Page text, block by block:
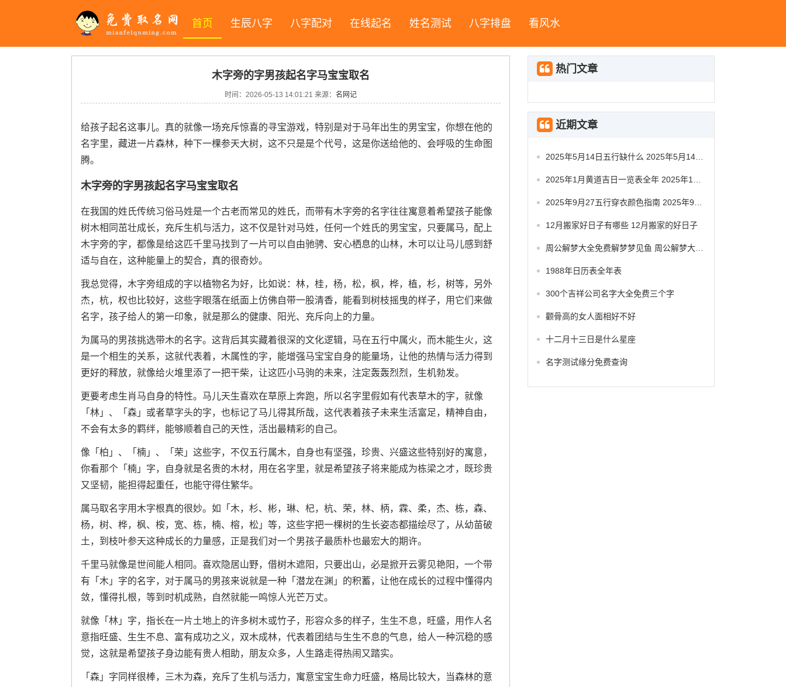
首页 生辰八字 八字配对 在线起名 姓名测试 八字排盘 看风水
木字旁的字男孩起名字马宝宝取名
时间：2026-05-13 14:01:21 来源： 名网记
给孩子起名这事儿。真的就像一场充斥惊喜的寻宝游戏，特别是对于马年出生的男宝宝，你想在他的
名字里，藏进一片森林，种下一棵参天大树，这不只是是个代号，这是你送给他的、会呼吸的生命图
腾。
木字旁的字男孩起名字马宝宝取名
在我国的姓氏传统习俗马姓是一个古老而常见的姓氏，而带有木字旁的名字往往寓意着希望孩子能像
树木相同茁壮成长，充斥生机与活力，这不仅是针对马姓，任何一个姓氏的男宝宝，只要属马，配上
木字旁的字，都像是给这匹千里马找到了一片可以自由驰骋、安心栖息的山林，木可以让马儿感到舒
适与自在，这种能量上的契合，真的很奇妙。
我总觉得，木字旁组成的字以植物名为好，比如说：林，桂，杨，松，枫，桦，植，杉，树等，另外
杰，杭，权也比较好，这些字眼落在纸面上仿佛自带一股清香，能看到树枝摇曳的样子，用它们来做
名字，孩子给人的第一印象，就是那么的健康、阳光、充斥向上的力量。
为属马的男孩挑选带木的名字。这背后其实藏着很深的文化逻辑，马在五行中属火，而木能生火，这
是一个相生的关系，这就代表着，木属性的字，能增强马宝宝自身的能量场，让他的热情与活力得到
更好的释放，就像给火堆里添了一把干柴，让这匹小马驹的未来，注定轰轰烈烈，生机勃发。
更要考虑生肖马自身的特性。马儿天生喜欢在草原上奔跑，所以名字里假如有代表草木的字，就像
「林」、「森」或者草字头的字，也标记了马儿得其所哉，这代表着孩子未来生活富足，精神自由，
不会有太多的羁绊，能够顺着自己的天性，活出最精彩的自己。
像「柏」、「楠」、「荣」这些字，不仅五行属木，自身也有坚强，珍贵、兴盛这些特别好的寓意，
你看那个「楠」字，自身就是名贵的木材，用在名字里，就是希望孩子将来能成为栋梁之才，既珍贵
又坚韧，能担得起重任，也能守得住繁华。
属马取名字用木字根真的很妙。如「木，杉、彬，琳、杞，杭、荣，林、柄，霖、柔，杰、栋，森、
杨，树、桦，枫、桉，宽、栋，楠、榕，松」等，这些字把一棵树的生长姿态都描绘尽了，从幼苗破
土，到枝叶参天这种成长的力量感，正是我们对一个男孩子最质朴也最宏大的期许。
千里马就像是世间能人相同。喜欢隐居山野，借树木遮阳，只要出山，必是掀开云雾见艳阳，一个带
有「木」字的名字，对于属马的男孩来说就是一种「潜龙在渊」的积蓄，让他在成长的过程中懂得内
敛，懂得扎根，等到时机成熟，自然就能一鸣惊人光芒万丈。
就像「林」字，指长在一片土地上的许多树木或竹子，形容众多的样子，生生不息，旺盛，用作人名
意指旺盛、生生不息、富有成功之义，双木成林，代表着团结与生生不息的气息，给人一种沉稳的感
觉，这就是希望孩子身边能有贵人相助，朋友众多，人生路走得热闹又踏实。
「森」字同样很棒，三木为森，充斥了生机与活力，寓意宝宝生命力旺盛，格局比较大，当森林的意
热门文章
近期文章
12月搬家好日子有哪些 12月搬家的好日子
1988年日历表全年表
300个吉祥公司名字大全免费三个字
颧骨高的女人面相好不好
十二月十三日是什么星座
名字测试缘分免费查询